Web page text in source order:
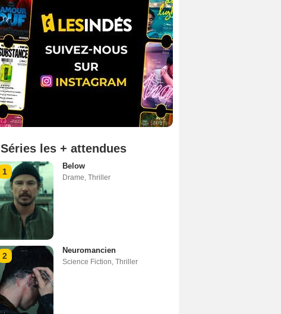
Séries les + attendues
1
Below
Drame Thriller
2
Neuromancien
Science Fiction Thriller